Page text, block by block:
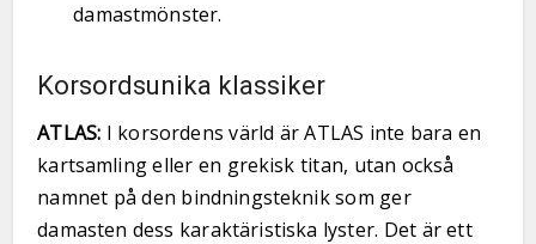
damastmönster.
Korsordsunika klassiker
ATLAS: I korsordens värld är ATLAS inte bara en
kartsamling eller en grekisk titan, utan också
namnet på den bindningsteknik som ger
damasten dess karaktäristiska lyster. Det är ett